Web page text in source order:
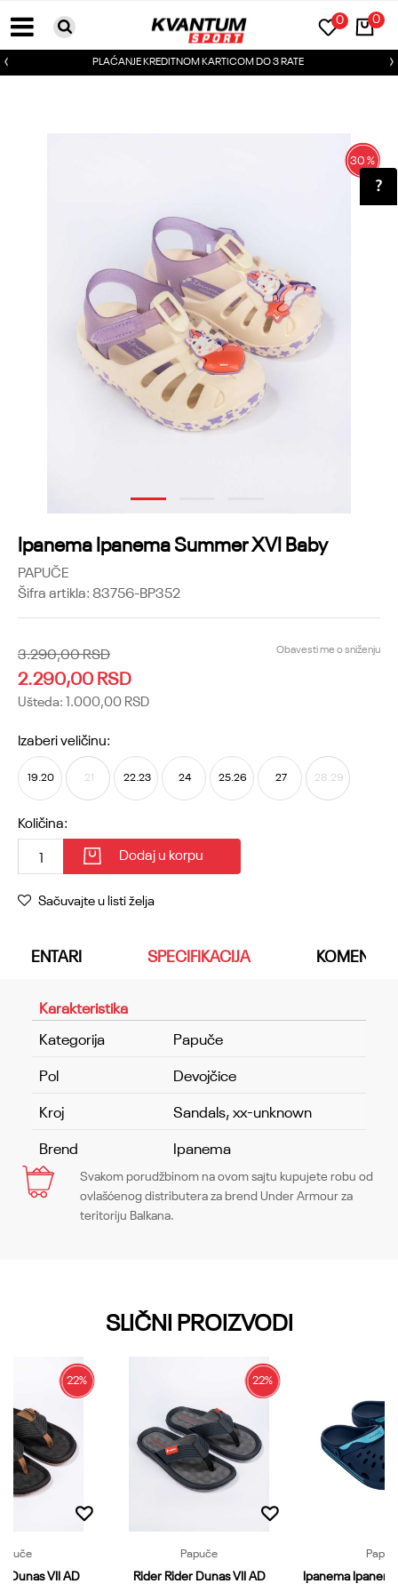
0
0
PLAĆANJE KREDITNOM KARTICOM DO 3 RATE
1
30%
Ipanema Ipanema Summer XVI Baby
PAPUČE
Šifra artikla:83756-BP352
3.290,00RSD
2.290,00RSD
Ušteda: 1.000,00 RSD
Obavesti me o sniženju
Izaberi veličinu:
19.20 21 22.23 24 25.26 27 28.29
Količina:
Dodaj u korpu
Sačuvajte u listi želja
SPECIFIKACIJA
Karakteristika
Kategorija
Papuče
Pol
Devojčice
Kroj
Sandals, xx-unknown
Brend
Ipanema
Ime/Nadimak
Svakom porudžbinom na ovom sajtu kupujete robu od
ovlašćenog distributera za brend Under Armour za
teritoriju Balkana.
SLIČNI PROIZVODI
22%
Dunas VII AD
22%
Papuče
Rider Rider Dunas VII AD
Ipanema